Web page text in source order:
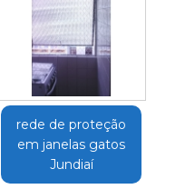
rede de proteção
em janelas gatos
Jundiaí